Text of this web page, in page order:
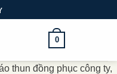
0
thun đồng phục công ty,